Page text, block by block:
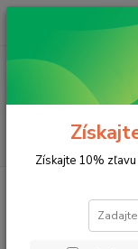
(Po-Pia, 8-17 hod.)
Tesnenie
Získajte 10%